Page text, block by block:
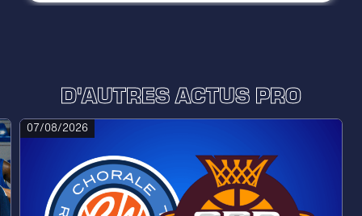
D'AUTRES ACTUS PRO
07/08/2026